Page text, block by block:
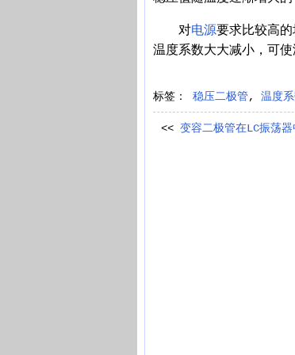
对电源要求比较高
温度系数大大减小，可
标签：稳压二极管,温度
<<变容二极管在LC振荡器